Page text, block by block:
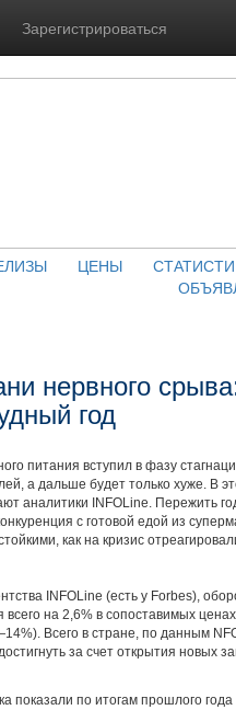
Зарегистрироваться
ЦЕНЫ
нервного
год
питания вступил в фазу
а дальше будет только хуже. В
аналитики INFOLine. Пережить
с готовой едой из
как на кризис
INFOLine (есть у Forbes),
всего на 2,6% в сопоставимых
Всего в стране, по данным
за счет открытия новых
показали по итогам прошлого